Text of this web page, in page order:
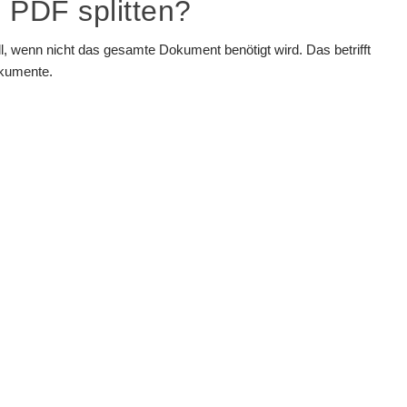
splitten?
wenn nicht das gesamte Dokument benötigt wird. Das betrifft